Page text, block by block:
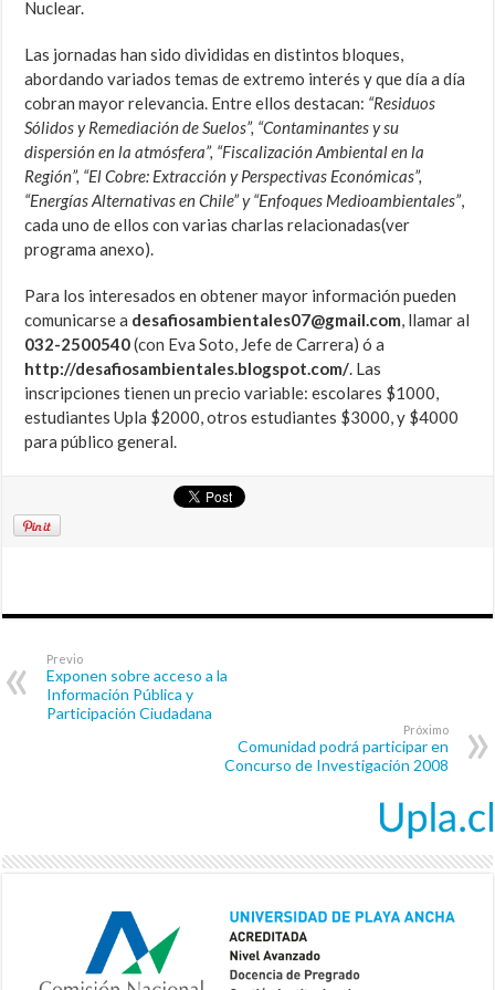
Nuclear.
Las jornadas han sido divididas en distintos bloques,
abordando variados temas de extremo interés y que día a día
cobran mayor relevancia. Entre ellos destacan: “Residuos
Sólidos y Remediación de Suelos”, “Contaminantes y su
dispersión en la atmósfera”, “Fiscalización Ambiental en la
Región”, “El Cobre: Extracción y Perspectivas Económicas”,
“Energías Alternativas en Chile” y “Enfoques Medioambientales”,
cada uno de ellos con varias charlas relacionadas(ver
programa anexo).
Para los interesados en obtener mayor información pueden
comunicarse a desafiosambientales07@gmail.com, llamar al
032-2500540(con Eva Soto, Jefe de Carrera) ó a
http://desafiosambientales.blogspot.com/. Las
inscripciones tienen un precio variable: escolares $1000,
estudiantes Upla $2000, otros estudiantes $3000, y $4000
para público general.
Previo
Exponen sobre acceso a la
Información Pública y
Participación Ciudadana
Próximo
Comunidad podrá participar en
Concurso de Investigación 2008